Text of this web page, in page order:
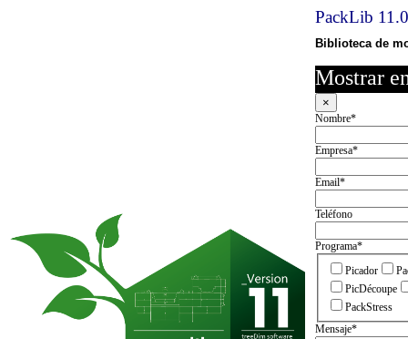
PackLib 11.0
Biblioteca de
Mostrar
×
Nombre*
Empresa*
Email*
Teléfono
Programa*
Picador
PicDécoupe
PackStress
Mensaje*